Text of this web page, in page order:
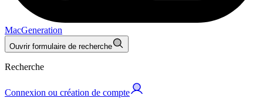
MacGeneration
Ouvrir formulaire de recherche
Recherche
Connexion ou création de compte